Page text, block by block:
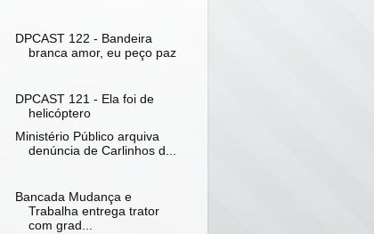
DPCAST 122 - Bandeira
branca amor, eu peço paz
DPCAST 121 - Ela foi de
helicóptero
Ministério Público arquiva
denúncia de Carlinhos d...
Bancada Mudança e
Trabalha entrega trator
com grad...